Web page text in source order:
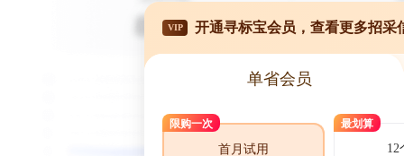
VIP 开通寻标宝会员，查看更多招采
单省会员
限购一次
首月试用
最划算
12